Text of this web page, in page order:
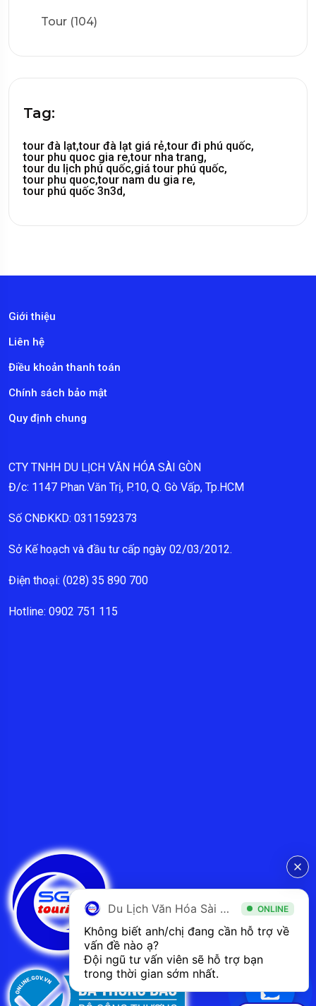
Tour (104)
Tag:
tour đà lạt,tour đà lạt giá rẻ,tour đi phú quốc,
tour phu quoc gia re,tour nha trang,
tour du lịch phú quốc,giá tour phú quốc,
tour phu quoc,tour nam du gia re,
tour phú quốc 3n3d,
Giới thiệu
Liên hệ
Điều khoản thanh toán
Chính sách bảo mật
Quy định chung
CTY TNHH DU LỊCH VĂN HÓA SÀI GÒN
Đ/c: 1147 Phan Văn Trị, P.10, Q. Gò Vấp, Tp.HCM
Số CNĐKKD: 0311592373
Sở Kế hoạch và đầu tư cấp ngày 02/03/2012.
Điện thoại: (028) 35 890 700
Hotline: 0902 751 115
Du Lịch Văn Hóa Sài Gòn ONLINE
Không biết anh/chị đang cần hỗ trợ về
vấn đề nào ạ?
Đội ngũ tư vấn viên sẽ hỗ trợ bạn
trong thời gian sớm nhất.